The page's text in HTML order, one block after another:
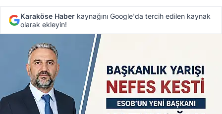
Karaköse Haber kaynağını Google'da tercih edilen kaynak
olarak ekleyin!